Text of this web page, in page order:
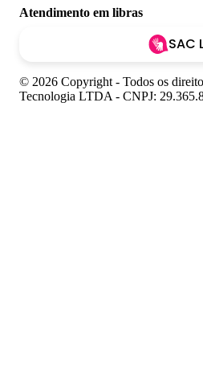
Atendimento em libras
SAC
© 2026 Copyright - Todos os
Tecnologia LTDA - CNPJ: